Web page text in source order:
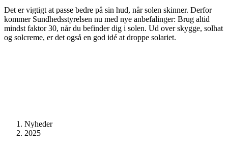
Det er vigtigt at passe bedre på sin hud, når solen skinner. Derfor
kommer Sundhedsstyrelsen nu med nye anbefalinger: Brug altid
mindst faktor 30, når du befinder dig i solen. Ud over skygge, solhat
og solcreme, er det også en god idé at droppe solariet.
Nyheder
2025